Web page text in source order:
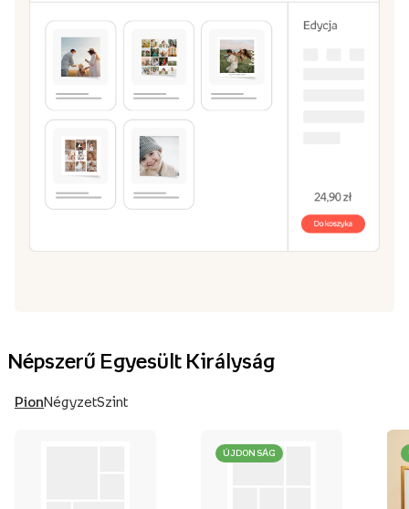
Népszerű Egyesült Királyság
PionNégyzetSzint
ÚJDONSÁG